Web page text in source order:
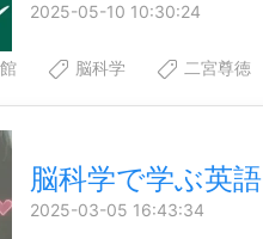
2025-05-10 10:30:24
脳科学 二宮尊徳
脳科学で学ぶ英語
2025-03-05 16:43:34